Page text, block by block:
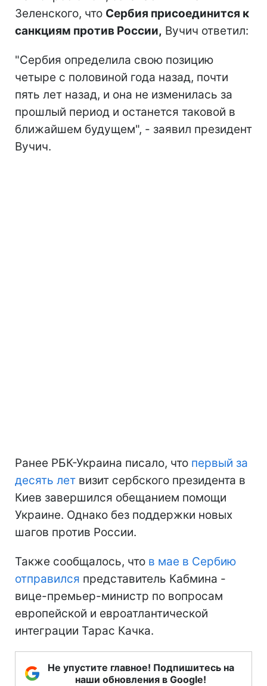
Зеленского, что Сербия присоединится к
санкциям против России, Вучич ответил:
"Сербия определила свою позицию
четыре с половиной года назад, почти
пять лет назад, и она не изменилась за
прошлый период и останется таковой в
ближайшем будущем", - заявил президент
Вучич.
Ранее РБК-Украина писало, что первый за
десять лет визит сербского президента в
Киев завершился обещанием помощи
Украине. Однако без поддержки новых
шагов против России.
Также сообщалось, что в мае в Сербию
отправился представитель Кабмина -
вице-премьер-министр по вопросам
европейской и евроатлантической
интеграции Тарас Качка.
Не упустите главное! Подпишитесь на
наши обновления в Google!